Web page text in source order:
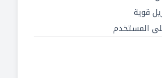
قوية
المستخدم